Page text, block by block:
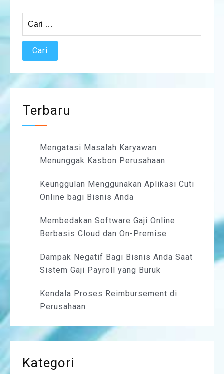
Cari
Terbaru
Mengatasi Masalah Karyawan
Menunggak Kasbon Perusahaan
Keunggulan Menggunakan Aplikasi Cuti
Online bagi Bisnis Anda
Membedakan Software Gaji Online
Berbasis Cloud dan On-Premise
Dampak Negatif Bagi Bisnis Anda Saat
Sistem Gaji Payroll yang Buruk
Kendala Proses Reimbursement di
Perusahaan
Kategori